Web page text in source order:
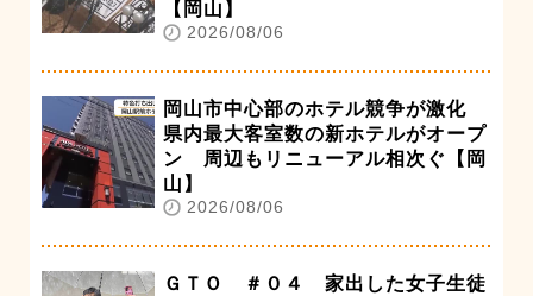
【岡山】
2026/08/06
岡山市中心部のホテル競争が激化
県内最大客室数の新ホテルがオープ
ン 周辺もリニューアル相次ぐ【岡
山】
2026/08/06
ＧＴＯ ＃０４ 家出した女子生徒